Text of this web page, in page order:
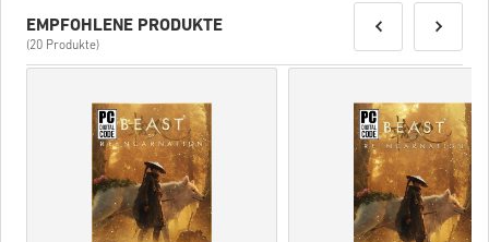
EMPFOHLENE PRODUKTE
(20 Produkte)